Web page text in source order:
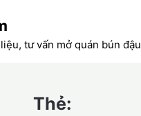
tư vấn mở quán bún đậu
Thẻ: